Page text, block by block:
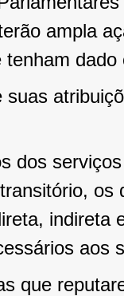
ampla
suas
dos
os
indireta
aos
que